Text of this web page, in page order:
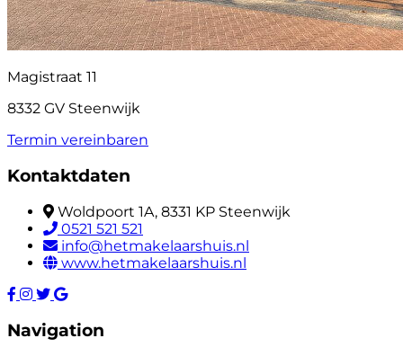
Magistraat 11
8332 GV Steenwijk
Termin vereinbaren
Kontaktdaten
Woldpoort 1A, 8331 KP Steenwijk
0521 521 521
info@hetmakelaarshuis.nl
www.hetmakelaarshuis.nl
Navigation